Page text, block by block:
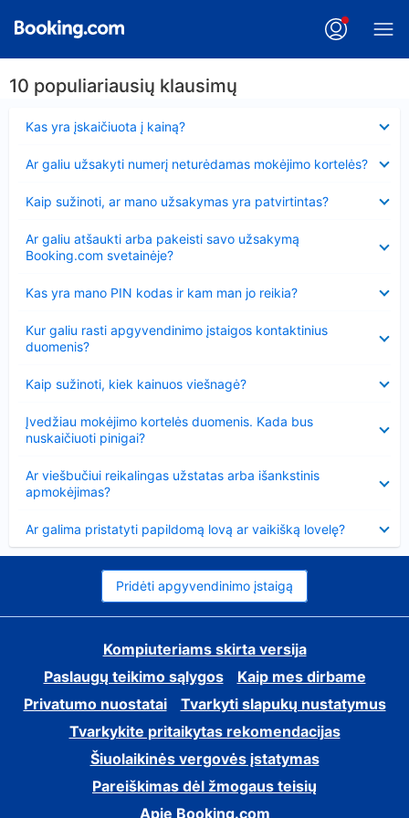
10 populiariausių klausimų
Kas yra įskaičiuota į kainą?
Ar galiu užsakyti numerį neturėdamas mokėjimo kortelės?
Kaip sužinoti, ar mano užsakymas yra patvirtintas?
Ar galiu atšaukti arba pakeisti savo užsakymą
Booking.com svetainėje?
Kas yra mano PIN kodas ir kam man jo reikia?
Kur galiu rasti apgyvendinimo įstaigos kontaktinius
duomenis?
Kaip sužinoti, kiek kainuos viešnagė?
Įvedžiau mokėjimo kortelės duomenis. Kada bus
nuskaičiuoti pinigai?
Ar viešbučiui reikalingas užstatas arba išankstinis
apmokėjimas?
Ar galima pristatyti papildomą lovą ar vaikišką lovelę?
Pridėti apgyvendinimo įstaigą
Kompiuteriams skirta versija
Paslaugų teikimo sąlygos
Kaip mes dirbame
Privatumo nuostatai
Tvarkyti slapukų nustatymus
Tvarkykite pritaikytas rekomendacijas
Šiuolaikinės vergovės įstatymas
Pareiškimas dėl žmogaus teisių
Apie Booking.com